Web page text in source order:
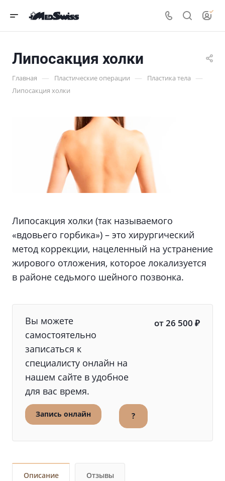
Липосакция холки
Главная — Пластические операции — Пластика тела —
Липосакция холки
Липосакция холки (так называемого
«вдовьего горбика») – это хирургический
метод коррекции, нацеленный на устранение
жирового отложения, которое локализуется
в районе седьмого шейного позвонка.
Вы можете
самостоятельно
записаться к
специалисту онлайн на
нашем сайте в удобное
для вас время.
от 26 500 ₽
Запись онлайн ?
Описание Отзывы